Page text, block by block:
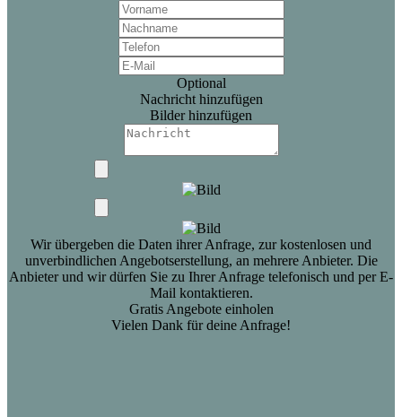
Optional
Nachricht hinzufügen
Bilder hinzufügen
Wir übergeben die Daten ihrer Anfrage, zur kostenlosen und
unverbindlichen Angebotserstellung, an mehrere Anbieter. Die
Anbieter und wir dürfen Sie zu Ihrer Anfrage telefonisch und per E-
Mail kontaktieren.
Gratis Angebote einholen
Vielen Dank für deine Anfrage!